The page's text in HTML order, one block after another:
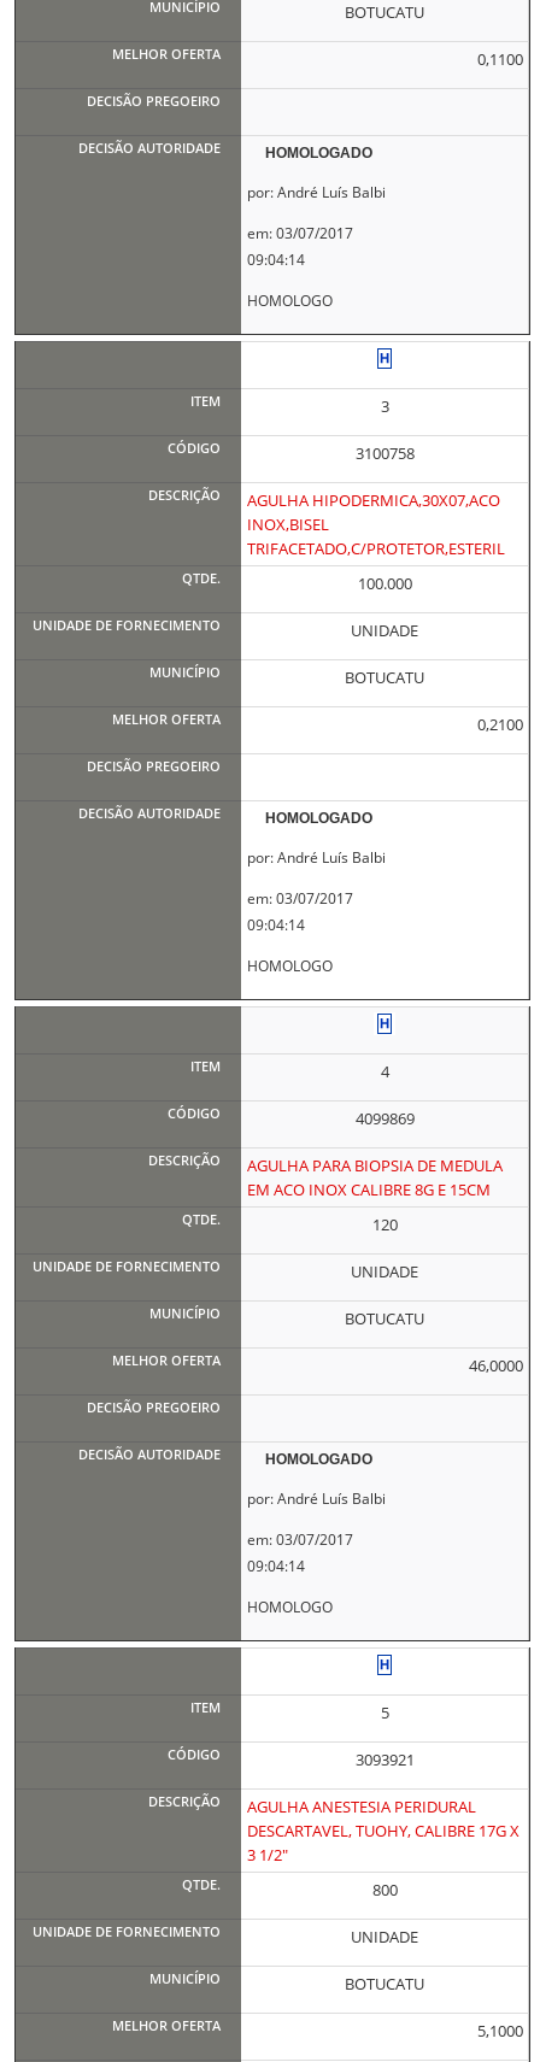
BOTUCATU
0,1100
HOMOLOGADO
por: André Luís Balbi
em: 03/07/2017
09:04:14
HOMOLOGO
3
3100758
AGULHA HIPODERMICA,30X07,ACO
INOX,BISEL
TRIFACETADO,C/PROTETOR,ESTERIL
100.000
UNIDADE
BOTUCATU
0,2100
HOMOLOGADO
por: André Luís Balbi
em: 03/07/2017
09:04:14
HOMOLOGO
4
4099869
AGULHA PARA BIOPSIA DE MEDULA
EM ACO INOX CALIBRE 8G E 15CM
120
UNIDADE
BOTUCATU
46,0000
HOMOLOGADO
por: André Luís Balbi
em: 03/07/2017
09:04:14
HOMOLOGO
5
3093921
AGULHA ANESTESIA PERIDURAL
DESCARTAVEL, TUOHY, CALIBRE 17G X
3 1/2"
800
UNIDADE
BOTUCATU
5,1000